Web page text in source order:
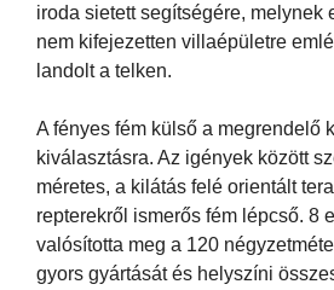
iroda sietett segítségére, melynek
nem kifejezetten villaépületre
landolt a telken.
A fényes fém külső a megrendelő
kiválasztásra. Az igények között
méretes, a kilátás felé orientált
repterekről ismerős fém lépcső. 8
valósította meg a 120
gyors gyártását és helyszíni